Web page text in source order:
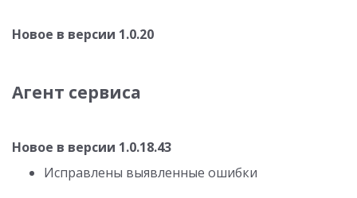
Новое в версии 1.0.20
Агент сервиса
Новое в версии 1.0.18.43
Исправлены выявленные ошибки